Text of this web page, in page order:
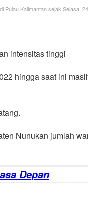
Pulau Kalimantan sejak Selasa,
intensitas tinggi
hingga saat ini
Nunukan jumlah
Depan